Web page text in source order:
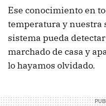
Ese conocimiento en
temperatura y nuestra
sistema pueda
marchado de casa y
lo hayamos olvidado.